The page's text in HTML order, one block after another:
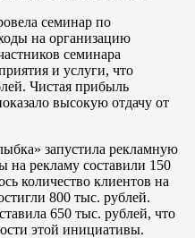
семинар по
на организацию
семинара
и услуги, что
Чистая прибыль
высокую отдачу от
запустила рекламную
на рекламу составили 150
количество клиентов на
800 тыс. рублей.
650 тыс. рублей, что
этой инициативы.